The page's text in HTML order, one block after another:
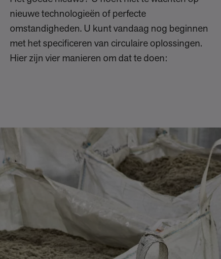
nieuwe technologieën of perfecte
omstandigheden. U kunt vandaag nog beginnen
met het specificeren van circulaire oplossingen.
Hier zijn vier manieren om dat te doen: